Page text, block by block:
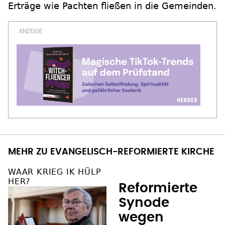
Erträge wie Pachten fließen in die Gemeinden.
MEHR ZU EVANGELISCH-REFORMIERTE KIRCHE
WAAR KRIEG IK HÜLP
HER?
Reformierte
Synode
wegen